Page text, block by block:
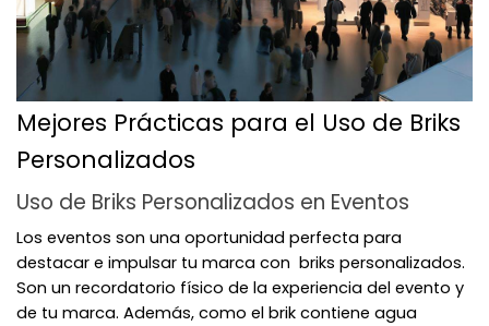
Mejores Prácticas para el Uso de Briks
Personalizados
Uso de Briks Personalizados en Eventos
Los eventos son una oportunidad perfecta para
destacar e impulsar tu marca con briks personalizados.
Son un recordatorio físico de la experiencia del evento y
de tu marca. Además, como el brik contiene agua